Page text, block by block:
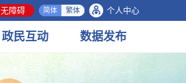
无障碍 简体 繁体 个人中心
政民互动 数据发布